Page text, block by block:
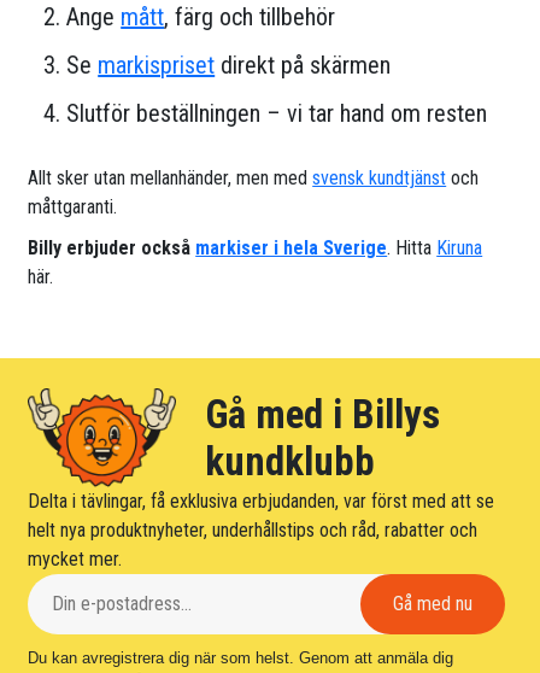
Ange mått, färg och tillbehör
Se markispriset direkt på skärmen
Slutför beställningen – vi tar hand om resten
Allt sker utan mellanhänder, men medsvensk kundtjänst och
måttgaranti.
Billy erbjuder också markiser i hela Sverige. Hitta Kiruna
här.
Gå med i Billys
kundklubb
Delta i tävlingar, få exklusiva erbjudanden, var först med att se
helt nya produktnyheter, underhållstips och råd, rabatter och
mycket mer.
Du kan avregistrera dig när som helst. Genom att anmäla dig